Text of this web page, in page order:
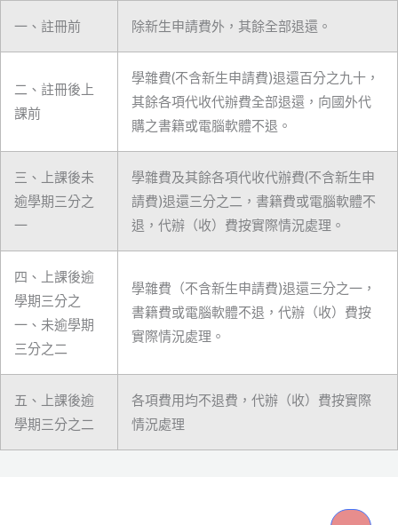
一、註冊前 除新生申請費外，其餘全部退還。
二、註冊後上
課前
學雜費(不含新生申請費)退還百分之九十，
其餘各項代收代辦費全部退還，向國外代
購之書籍或電腦軟體不退。
三、上課後未
逾學期三分之
一
學雜費及其餘各項代收代辦費(不含新生申
請費)退還三分之二，書籍費或電腦軟體不
退，代辦（收）費按實際情況處理。
四、上課後逾
學期三分之
一、未逾學期
三分之二
學雜費（不含新生申請費)退還三分之一，
書籍費或電腦軟體不退，代辦（收）費按
實際情況處理。
五、上課後逾
學期三分之二
各項費用均不退費，代辦（收）費按實際
情況處理